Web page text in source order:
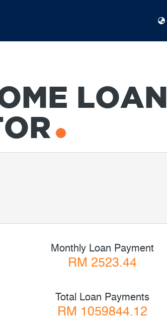
LOAN
Monthly Loan Payment
RM 2523.44
Total Loan Payments
RM 1059844.12